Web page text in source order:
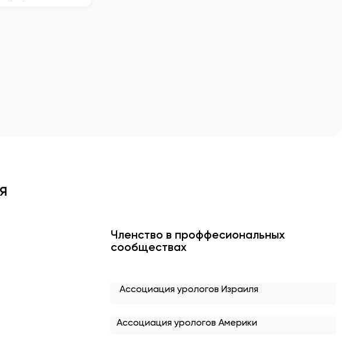
Членство в проффесиональных
сообществах
Ассоциация урологов Израиля
Ассоциация урологов Америки